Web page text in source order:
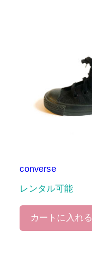
converse
レンタル可能
カートに入れる